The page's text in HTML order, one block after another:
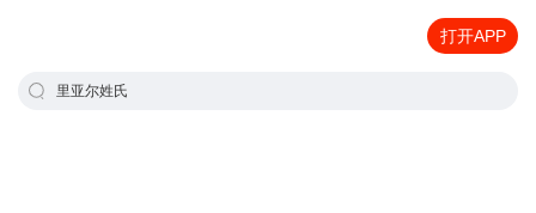
打开APP
里亚尔姓氏